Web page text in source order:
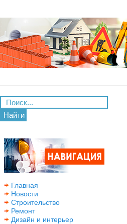
Найти
Главная
Новости
Строительство
Ремонт
Дизайн и интерьер